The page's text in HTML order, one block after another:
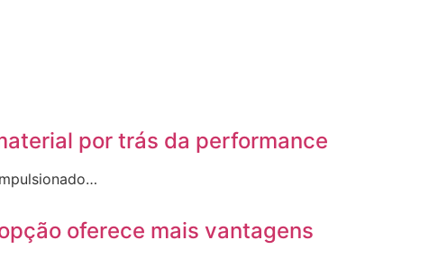
por trás da performance
oferece mais vantagens